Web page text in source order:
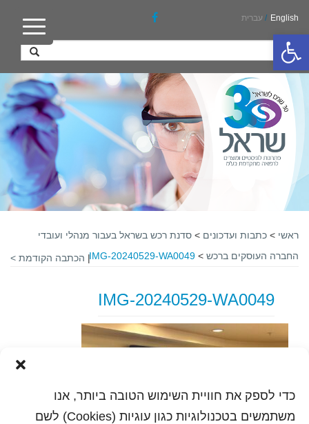
פתח סרגל נגישות
כדי לספק את חוויית השימוש הטובה ביותר, אנו
משתמשים בטכנולוגיות כגון עוגיות (Cookies) לשם
English
/ עברית
ראשי > כתבות ועדכונים > סדנת רכש בשראל בעבור מנהלי ועובדי
החברה העוסקים ברכש >
IMG-20240529-WA0049
| הכתבה הקודמת >
IMG-20240529-WA0049